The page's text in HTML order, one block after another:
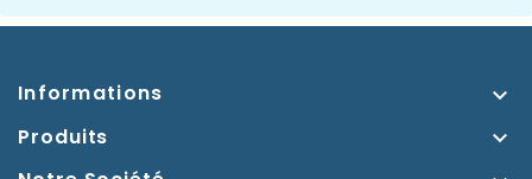
Informations 
Produits 